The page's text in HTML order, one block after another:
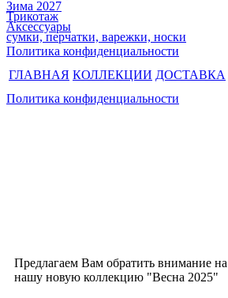
Зима 2027
Трикотаж
Аксессуары
сумки, перчатки, варежки, носки
Политика конфиденциальности
ГЛАВНАЯ КОЛЛЕКЦИИ ДОСТАВКА
Политика конфиденциальности
Предлагаем Вам обратить внимание на
нашу новую коллекцию "Весна 2025"